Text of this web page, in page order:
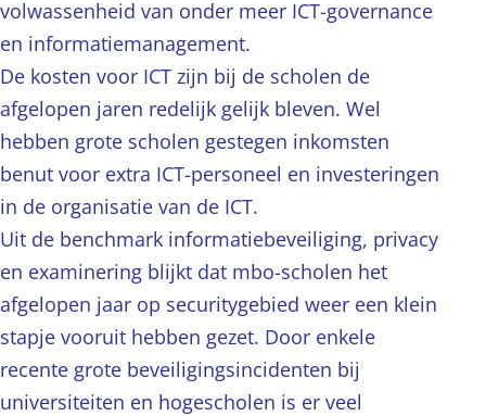
volwassenheid van onder meer ICT-governance
en informatiemanagement.
De kosten voor ICT zijn bij de scholen de
afgelopen jaren redelijk gelijk bleven. Wel
hebben grote scholen gestegen inkomsten
benut voor extra ICT-personeel en investeringen
in de organisatie van de ICT.
Uit de benchmark informatiebeveiliging, privacy
en examinering blijkt dat mbo-scholen het
afgelopen jaar op securitygebied weer een klein
stapje vooruit hebben gezet. Door enkele
recente grote beveiligingsincidenten bij
universiteiten en hogescholen is er veel